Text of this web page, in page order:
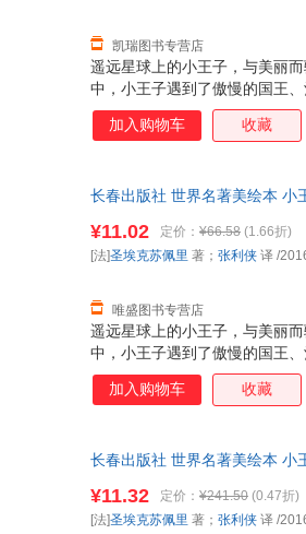
遥远星球上的小王子，与美丽
中，小王子遇到了傲慢的国王
家，ZUI后来到地球上，试图
只奇怪的狐狸，于是奇妙而
凯瑞图书专营店
加入购物车 收藏
长春出版社 世界名著美绘本 小
换】
遥远星球上的小王子，与美丽
中，小王子遇到了傲慢的国王
家，ZUI后来到地球上，试图
只奇怪的狐狸，于是奇妙而
¥11.02 定价： ¥66.58 (1.66折)
唯盛图书专营店
[法]圣埃克苏佩里 著； 张利侠 译 /
加入购物车 收藏
长春出版社 世界名著美绘本 小
套，电子发票！
¥11.32 定价： ¥241.50 (0.47折)
[法]圣埃克苏佩里 著； 张利侠 译 /